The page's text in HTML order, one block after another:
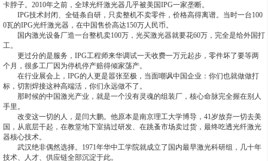
卡脖子。2010年之前，全球光纤激光器几乎被美国IPG一家垄断。
IPG技术封闭、全链条自研，只卖整机不卖零件，价格高得离谱。当时一台100
0瓦的IPG光纤激光器，在中国售价高达150万人民币。
国内激光设备厂造一台整机卖100万，光买激光器就要花60万，完全是给外国打
工。
更过分的是服务，IPG工程师来华调试一天收费一万元起步，零件坏了要等两
个月，很多工厂因为停机停产赔得倾家荡产。
在行业展会上，IPG的人更是嚣张至极，当面嘲讽中国企业：你们也就做做打
标，切割焊接这种高端活，你们永远做不了。
那时候的中国激光产业，就是一个没有灵魂的组装厂，核心命脉完全握在别人
手里。
改变这一切的人，是闫大鹏。他原本是南京理工大学博导，41岁放弃一切去美
国，从底层干起，在教堂地下室搞过研发、在跳蚤市场卖过货，最终吃透光纤激光
器核心技术。
武汉绝非偶然选择。1971年华中工学院就成立了国内最早激光科研组，几十年
技术、人才、供应链全部沉淀于此。